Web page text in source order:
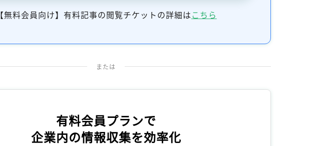
【無料会員向け】有料記事の閲覧チケットの詳細はこちら
または
有料会員プランで
企業内の情報収集を効率化